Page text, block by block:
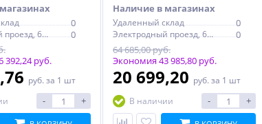
0
Электродный проезд, 6с1
0
392,24 руб.
руб. за 1 шт
- +
Наличие в магазинах
Удаленный склад 0
Электродный проезд, 6с1
0
64 685,00 руб.
Экономия 43 985,80 руб.
20 699,20 руб. за 1 шт
В наличии
- +